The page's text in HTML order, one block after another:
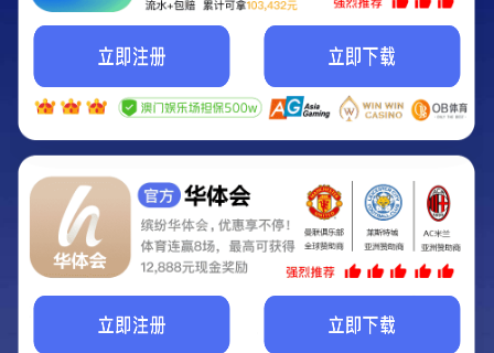
Hey Guys!
我们即将上线啦...
我们的网站正在建设.